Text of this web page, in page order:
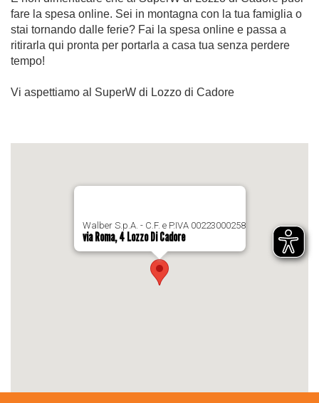
fare la spesa online. Sei in montagna con la tua famiglia o
stai tornando dalle ferie? Fai la spesa online e passa a
ritirarla qui pronta per portarla a casa tua senza perdere
tempo!
Vi aspettiamo al SuperW di Lozzo di Cadore
Walber S.p.A. - C.F. e P.IVA 00223000258
via Roma, 4 Lozzo Di Cadore